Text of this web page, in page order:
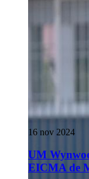
16 nov 2024
UM
EICMA de